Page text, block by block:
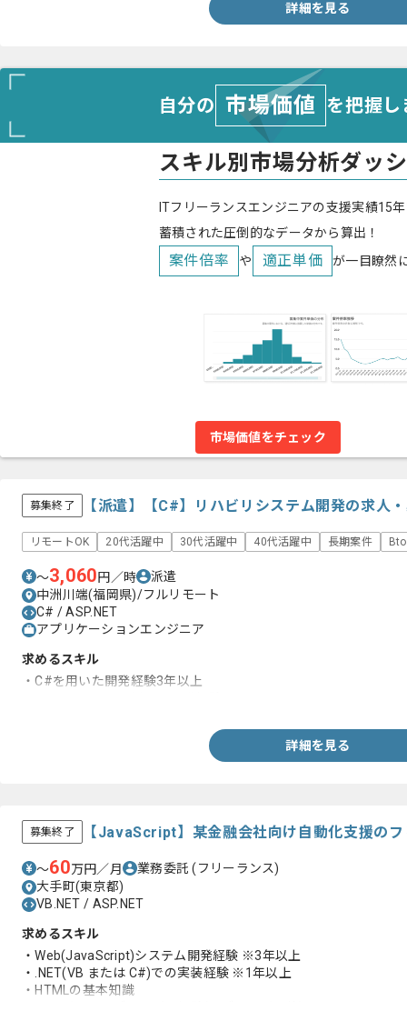
詳細を見る
自分の 市場価値 を把握
スキル別市場分析ダッ
ITフリーランスエンジニアの支援実績15
蓄積された圧倒的なデータから算出！
案件倍率 や 適正単価 が一目瞭然
市場価値をチェック
募集終了 【派遣】【C#】リハビリシステム開発の求人
リモートOK 20代活躍中 30代活躍中 40代活躍中 長期案件
〜3,060円／時
派遣
中洲川端(福岡県)/フルリモート
C# / ASP.NET
アプリケーションエンジニア
求めるスキル
・C#を用いた開発経験3年以上
詳細を見る
募集終了 【JavaScript】某金融会社向け自動化支援の
〜60万円／月 業務委託(フリーランス)
大手町(東京都)
VB.NET / ASP.NET
求めるスキル
・Web(JavaScript)システム開発経験 ※3年以上
・.NET(VB または C#)での実装経験 ※1年以上
・HTMLの基本知識